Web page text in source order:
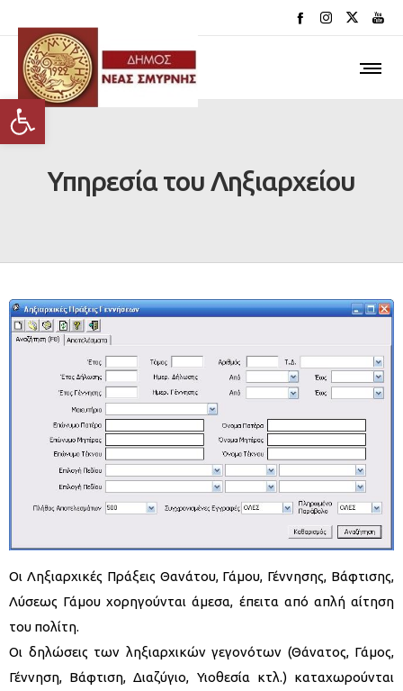
Ανοίξτε τη γραμμή εργαλείων
Υπηρεσία του Ληξιαρχείου
Οι Ληξιαρχικές Πράξεις Θανάτου, Γάμου, Γέννησης, Βάφτισης,
Λύσεως Γάμου χορηγούνται άμεσα, έπειτα από απλή αίτηση
του πολίτη.
Οι δηλώσεις των ληξιαρχικών γεγονότων (Θάνατος, Γάμος,
Γέννηση, Βάφτιση, Διαζύγιο, Υιοθεσία κτλ.) καταχωρούνται